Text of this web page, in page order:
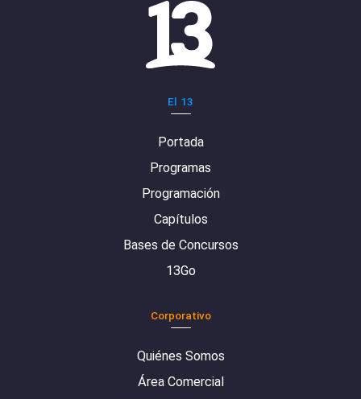
El 13
Portada
Programas
Programación
Capítulos
Bases de Concursos
13Go
Corporativo
Quiénes Somos
Área Comercial